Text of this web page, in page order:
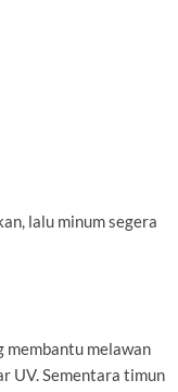
lalu minum segera
membantu melawan
UV. Sementara timun